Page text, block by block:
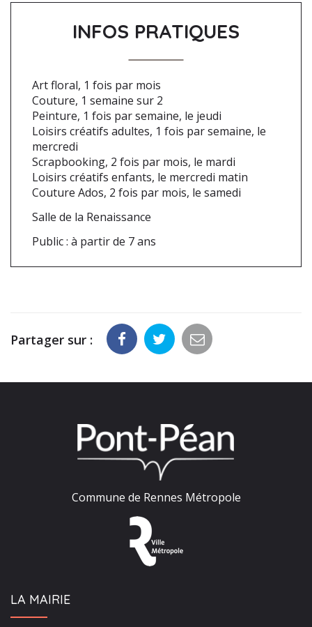
INFOS PRATIQUES
Art floral, 1 fois par mois
Couture, 1 semaine sur 2
Peinture, 1 fois par semaine, le jeudi
Loisirs créatifs adultes, 1 fois par semaine, le
mercredi
Scrapbooking, 2 fois par mois, le mardi
Loisirs créatifs enfants, le mercredi matin
Couture Ados, 2 fois par mois, le samedi
Salle de la Renaissance
Public : à partir de 7 ans
Partager sur :
Commune de Rennes Métropole
LA MAIRIE